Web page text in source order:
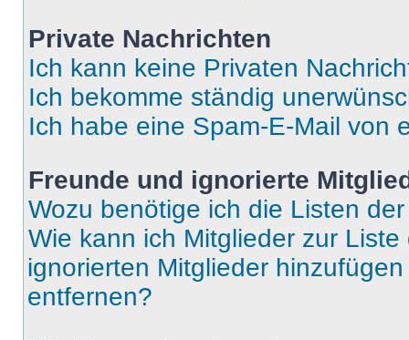
Private Nachrichten
Ich kann keine Privaten
Ich bekomme ständig
Ich habe eine Spam-E-Mail von
Freunde und ignorierte
Wozu benötige ich die Listen
Wie kann ich Mitglieder zur
ignorierten Mitglieder
entfernen?